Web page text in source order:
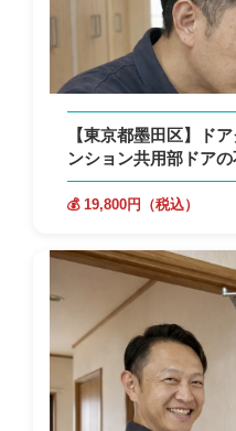
【東京都墨田区】ド
ンション共用部ドア
💰 19,800円（税込）